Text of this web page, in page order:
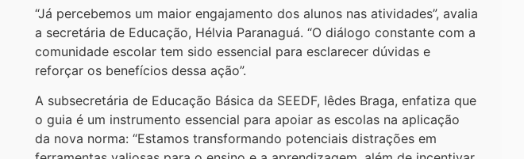
“Já percebemos um maior engajamento dos alunos nas atividades”, avalia
a secretária de Educação, Hélvia Paranaguá. “O diálogo constante com a
comunidade escolar tem sido essencial para esclarecer dúvidas e
reforçar os benefícios dessa ação”.
A subsecretária de Educação Básica da SEEDF, Iêdes Braga, enfatiza que
o guia é um instrumento essencial para apoiar as escolas na aplicação
da nova norma: “Estamos transformando potenciais distrações em